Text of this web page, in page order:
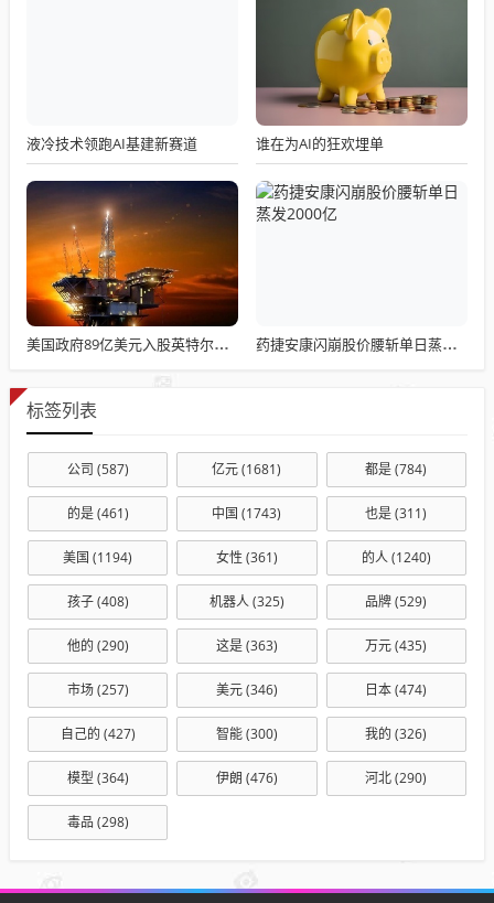
液冷技术领跑AI基建新赛道 谁在为AI的狂欢埋单
美国政府89亿美元入股英特尔持股9.9% 药捷安康闪崩股价腰斩单日蒸发2000亿
标签列表
公司 (587) 亿元(1681) 都是(784)
的是(461) 中国 (1743) 也是(311)
美国 (1194) 女性 (361) 的人(1240)
孩子(408) 机器人(325) 品牌(529)
他的 (290) 这是(363) 万元(435)
市场(257) 美元(346) 日本(474)
自己的 (427) 智能(300) 我的 (326)
模型 (364) 伊朗 (476) 河北(290)
毒品 (298)